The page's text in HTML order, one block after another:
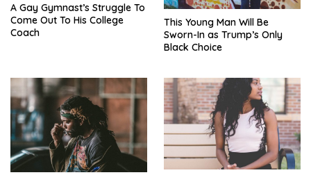
A Gay Gymnast’s Struggle To
Come Out To His College
Coach
This Young Man Will Be
Sworn-In as Trump’s Only
Black Choice